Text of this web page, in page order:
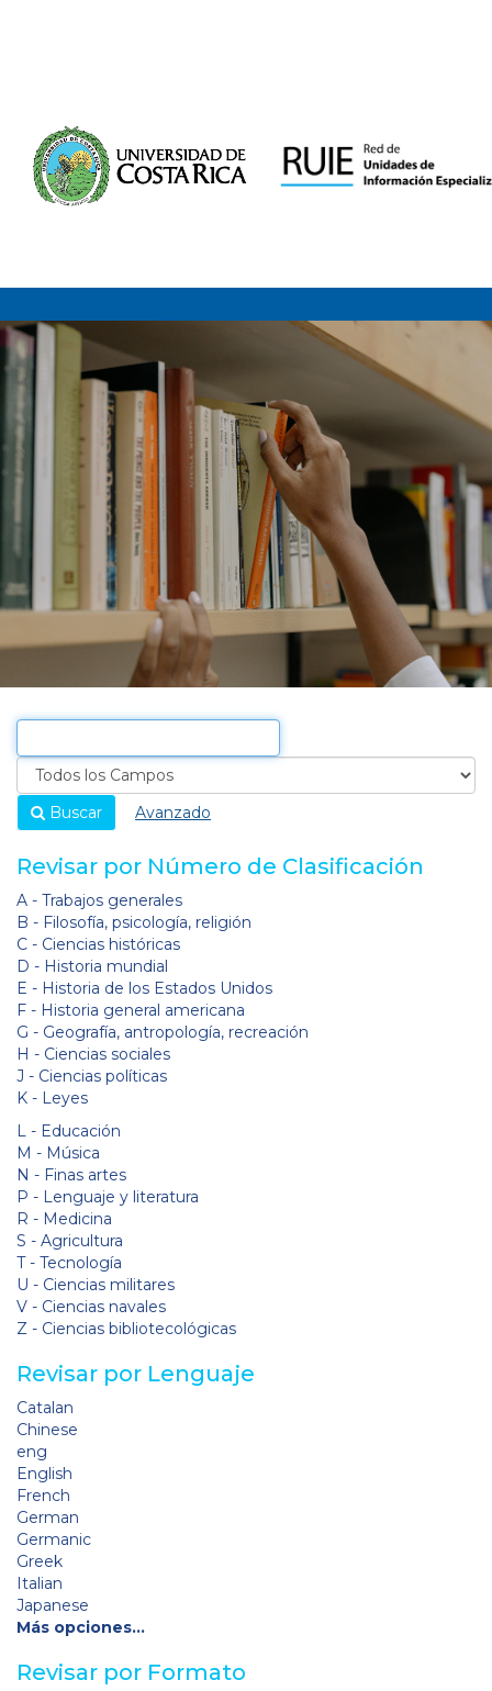
Buscar Avanzado
Revisar por Número de Clasificación
A - Trabajos generales
B - Filosofía, psicología, religión
C - Ciencias históricas
D - Historia mundial
E - Historia de los Estados Unidos
F - Historia general americana
G - Geografía, antropología, recreación
H - Ciencias sociales
J - Ciencias políticas
K - Leyes
L - Educación
M - Música
N - Finas artes
P - Lenguaje y literatura
R - Medicina
S - Agricultura
T - Tecnología
U - Ciencias militares
V - Ciencias navales
Z - Ciencias bibliotecológicas
Revisar por Lenguaje
Catalan
Chinese
eng
English
French
German
Germanic
Greek
Italian
Japanese
Más opciones…
Revisar por Formato